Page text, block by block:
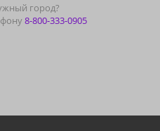
город?
8-800-333-0905